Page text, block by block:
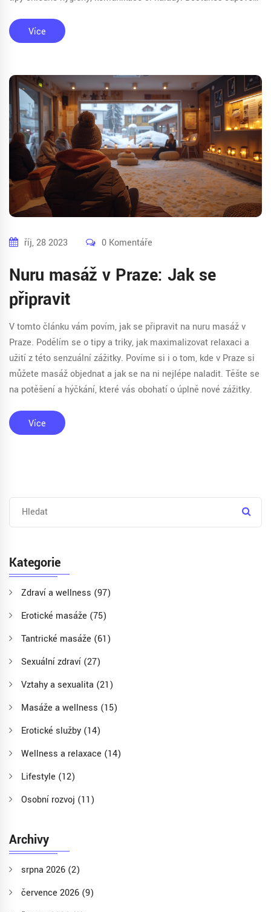
výmluvy – tahle příprava je jednodušší, než si myslíš.
Více
říj, 28 2023 0 Komentáře
Nuru masáž v Praze: Jak se
připravit
V tomto článku vám povím, jak se připravit na nuru masáž v
Praze. Podělím se o tipy a triky, jak maximalizovat relaxaci a
užití z této senzuální zážitky. Povíme si i o tom, kde v Praze si
můžete masáž objednat a jak se na ni nejlépe naladit. Těšte se
na potěšení a hýčkání, které vás obohatí o úplně nové zážitky.
Více
Kategorie
Zdraví a wellness (97)
Erotické masáže (75)
Tantrické masáže (61)
Sexuální zdraví (27)
Vztahy a sexualita (21)
Masáže a wellness (15)
Erotické služby (14)
Wellness a relaxace (14)
Lifestyle (12)
Osobní rozvoj (11)
Archivy
srpna 2026 (2)
července 2026 (9)